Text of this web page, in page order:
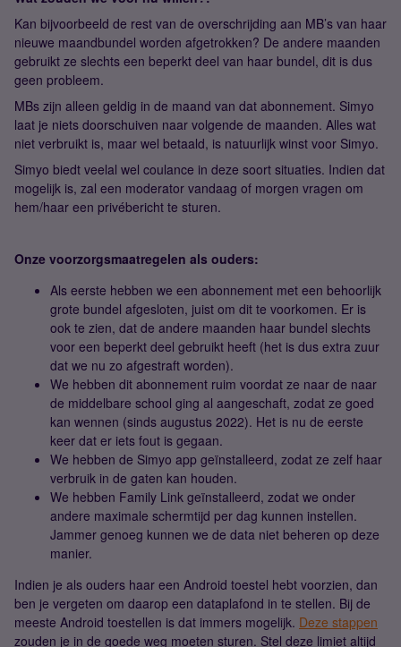
Kan bijvoorbeeld de rest van de overschrijding aan MB’s van haar
nieuwe maandbundel worden afgetrokken? De andere maanden
gebruikt ze slechts een beperkt deel van haar bundel, dit is dus
geen probleem.
MBs zijn alleen geldig in de maand van dat abonnement. Simyo
laat je niets doorschuiven naar volgende de maanden. Alles wat
niet verbruikt is, maar wel betaald, is natuurlijk winst voor Simyo.
Simyo biedt veelal wel coulance in deze soort situaties. Indien dat
mogelijk is, zal een moderator vandaag of morgen vragen om
hem/haar een privébericht te sturen.
Onze voorzorgsmaatregelen als ouders:
Als eerste hebben we een abonnement met een behoorlijk
grote bundel afgesloten, juist om dit te voorkomen. Er is
ook te zien, dat de andere maanden haar bundel slechts
voor een beperkt deel gebruikt heeft (het is dus extra zuur
dat we nu zo afgestraft worden).
We hebben dit abonnement ruim voordat ze naar de naar
de middelbare school ging al aangeschaft, zodat ze goed
kan wennen (sinds augustus 2022). Het is nu de eerste
keer dat er iets fout is gegaan.
We hebben de Simyo app geïnstalleerd, zodat ze zelf haar
verbruik in de gaten kan houden.
We hebben Family Link geïnstalleerd, zodat we onder
andere maximale schermtijd per dag kunnen instellen.
Jammer genoeg kunnen we de data niet beheren op deze
manier.
Indien je als ouders haar een Android toestel hebt voorzien, dan
ben je vergeten om daarop een dataplafond in te stellen. Bij de
meeste Android toestellen is dat immers mogelijk. Deze stappen
zouden je in de goede weg moeten sturen. Stel deze limiet altijd